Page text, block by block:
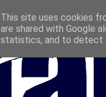
This site uses cookies
are shared with Google
statistics, and to detect